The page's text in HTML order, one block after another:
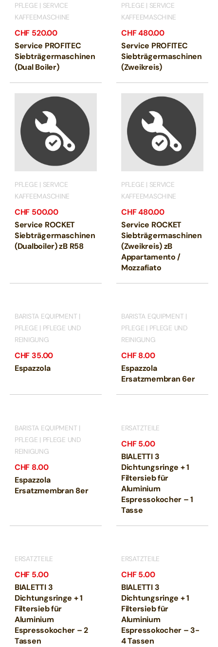
PFLEGE | SERVICE
KAFFEEMASCHINE
CHF 520.00
Service PROFITEC
Siebträgermaschinen
(Dual Boiler)
PFLEGE | SERVICE
KAFFEEMASCHINE
CHF480.00
Service PROFITEC
Siebträgermaschinen
(Zweikreis)
PFLEGE | SERVICE
KAFFEEMASCHINE
CHF 500.00
Service ROCKET
Siebträgermaschinen
(Dualboiler) zB R58
PFLEGE | SERVICE
KAFFEEMASCHINE
CHF480.00
Service ROCKET
Siebträgermaschinen
(Zweikreis) zB
Appartamento /
Mozzafiato
BARISTA EQUIPMENT |
PFLEGE | PFLEGE UND
REINIGUNG
CHF 35.00
Espazzola
BARISTA EQUIPMENT |
PFLEGE | PFLEGE UND
REINIGUNG
CHF 8.00
Espazzola
Ersatzmembran 6er
BARISTA EQUIPMENT |
PFLEGE | PFLEGE UND
REINIGUNG
CHF 8.00
Espazzola
Ersatzmembran 8er
ERSATZTEILE
CHF 5.00
BIALETTI 3
Dichtungsringe + 1
Filtersieb für
Aluminium
Espressokocher – 1
Tasse
ERSATZTEILE
CHF 5.00
BIALETTI 3
Dichtungsringe + 1
Filtersieb für
Aluminium
Espressokocher – 2
Tassen
ERSATZTEILE
CHF 5.00
BIALETTI 3
Dichtungsringe + 1
Filtersieb für
Aluminium
Espressokocher – 3-
4 Tassen